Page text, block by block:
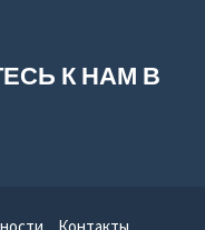
К НАМ В